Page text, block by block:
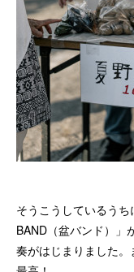
そうこうしているう
BAND（盆バンド）」
奏がはじまりました